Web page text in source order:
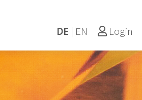
Login
DE | EN